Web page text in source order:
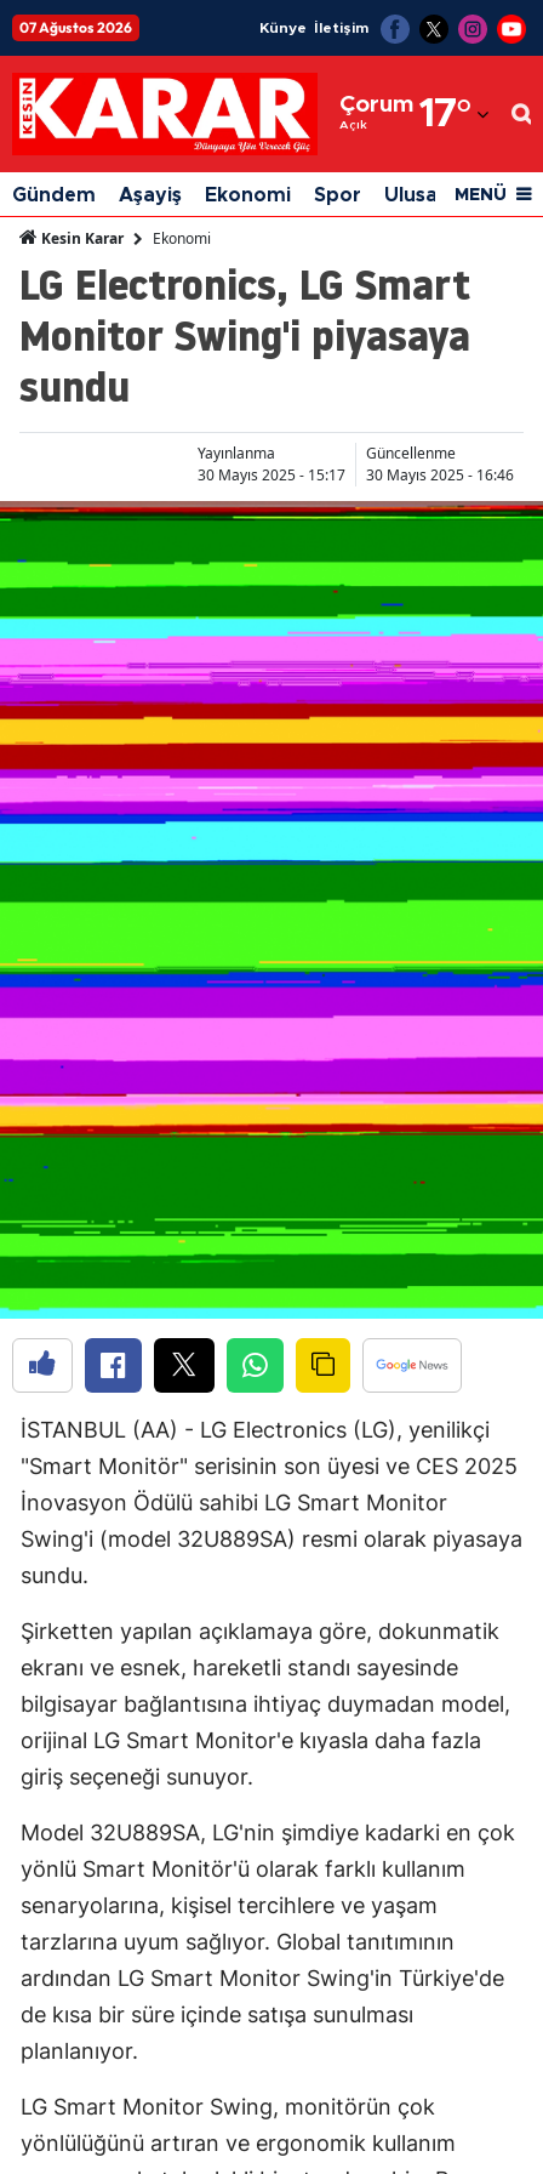
07 Ağustos 2026 Künye İletişim
Çorum
Açık 17°
Adıyaman
Afyonkarahisar
Ağrı
Amasya
Aydın
Balıkesir
Bilecik
Bingöl
Bitlis
Bolu
Burdur
Bursa
Çanakkale
Çorum
Denizli
Diyarbakır
Edirne
Erzincan
Eskişehir
Gaziantep
Giresun
Gümüşhane
Hakkari
Mersin
İstanbul
Kastamonu
Kayseri
Kırşehir
Konya
Gündem Aşayiş Ekonomi Spor Ulusal Siyaset
MENÜ
Kesin Karar Ekonomi
LG Electronics, LG Smart
Monitor Swing'i piyasaya
sundu
Yayınlanma
30 Mayıs 2025 - 15:17
Güncellenme
30 Mayıs 2025 - 16:46
İSTANBUL (AA) - LG Electronics (LG), yenilikçi
"Smart Monitör" serisinin son üyesi ve CES 2025
İnovasyon Ödülü sahibi LG Smart Monitor
Swing'i (model 32U889SA) resmi olarak piyasaya
sundu.
Şirketten yapılan açıklamaya göre, dokunmatik
ekranı ve esnek, hareketli standı sayesinde
bilgisayar bağlantısına ihtiyaç duymadan model,
orijinal LG Smart Monitor'e kıyasla daha fazla
giriş seçeneği sunuyor.
Model 32U889SA, LG'nin şimdiye kadarki en çok
yönlü Smart Monitör'ü olarak farklı kullanım
senaryolarına, kişisel tercihlere ve yaşam
tarzlarına uyum sağlıyor. Global tanıtımının
ardından LG Smart Monitor Swing'in Türkiye'de
de kısa bir süre içinde satışa sunulması
planlanıyor.
LG Smart Monitor Swing, monitörün çok
yönlülüğünü artıran ve ergonomik kullanım